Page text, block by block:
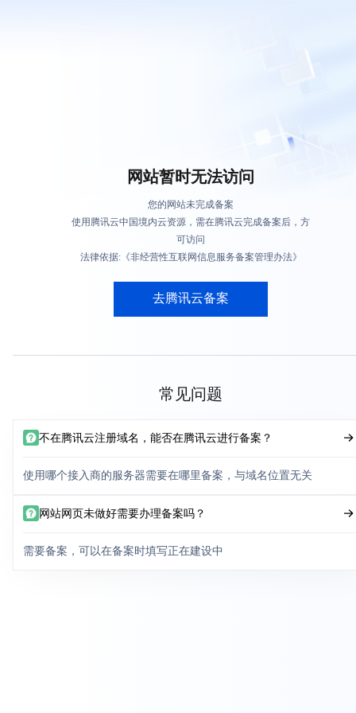
网站暂时无法访问
您的网站未完成备案
使用腾讯云中国境内云资源，需在腾讯云完成备案后，方
可访问
法律依据:《非经营性互联网信息服务备案管理办法》
去腾讯云备案
常见问题
不在腾讯云注册域名，能否在腾讯云进行备案？
使用哪个接入商的服务器需要在哪里备案，与域名位置无关
网站网页未做好需要办理备案吗？
需要备案，可以在备案时填写正在建设中